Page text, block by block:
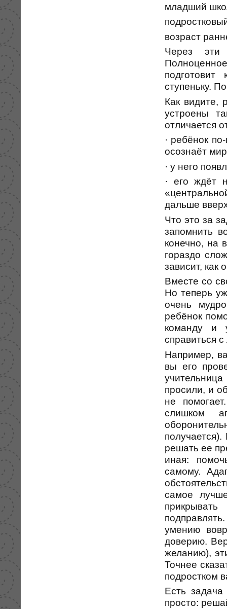
младший
возраст
Через эти
ступеньку.
Как видите,
устроены
отличается
· ребёнок
осознаёт
· у него
· его ждёт
дальше
Что это за
запомнить
конечно, на
гораздо
зависит, как
Вместе со
Но теперь
очень
ребёнок
команду и
справиться
Например,
вы его
просили, и
не
слишком
решать ее
иная:
самому.
самое
умению
доверию.
желанию),
Точнее
подростком
Есть
просто: